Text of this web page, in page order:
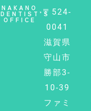
NAKANO
DENTIST’S
OFFICE
〒524-
0041
滋賀県
守山市
勝部3-
10-39
ファミ